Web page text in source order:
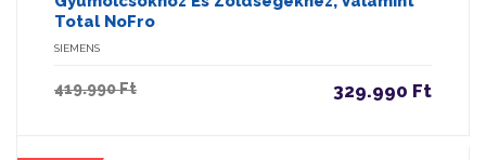
Total NoFro
SIEMENS
419.990 Ft 329.990 Ft